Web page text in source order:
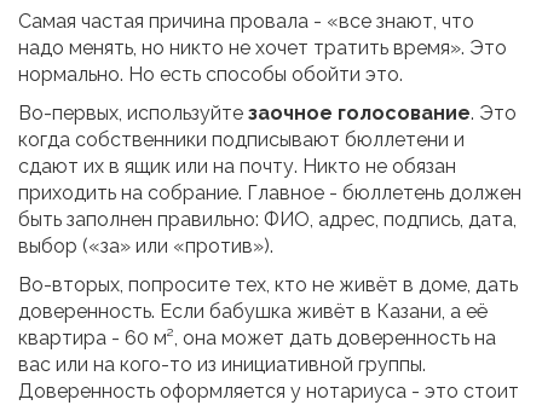
Самая частая причина провала - «все знают, что
надо менять, но никто не хочет тратить время». Это
нормально. Но есть способы обойти это.
Во-первых, используйте заочное голосование. Это
когда собственники подписывают бюллетени и
сдают их в ящик или на почту. Никто не обязан
приходить на собрание. Главное - бюллетень должен
быть заполнен правильно: ФИО, адрес, подпись, дата,
выбор («за» или «против»).
Во-вторых, попросите тех, кто не живёт в доме, дать
доверенность. Если бабушка живёт в Казани, а её
квартира - 60 м², она может дать доверенность на
вас или на кого-то из инициативной группы.
Доверенность оформляется у нотариуса - это стоит